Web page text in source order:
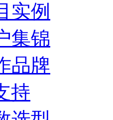
实例
集锦
品牌
持